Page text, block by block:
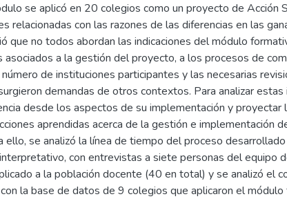
se aplicó en 20 colegios como un proyecto de Acción
relacionadas con las razones de las diferencias en las
que no todos abordan las indicaciones del módulo
a la gestión del proyecto, a los procesos de
de instituciones participantes y las necesarias
demandas de otros contextos. Para analizar
desde los aspectos de su implementación y proyectar
aprendidas acerca de la gestión e implementación
ello, se analizó la línea de tiempo del proceso
con entrevistas a siete personas del equipo
a la población docente (40 en total) y se analizó el
la base de datos de 9 colegios que aplicaron el